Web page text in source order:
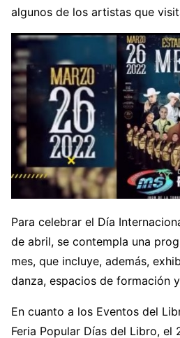
algunos de los artistas que
Para celebrar el Día
de abril, se contempla una
mes, que incluye, además,
danza, espacios de formación
En cuanto a los Eventos del
Feria Popular Días del Libro, el